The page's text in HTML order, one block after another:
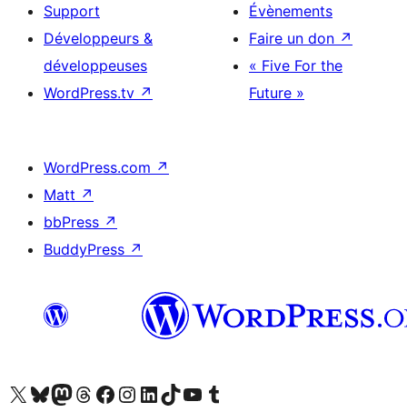
Support
Développeurs &
développeuses
WordPress.tv ↗
Évènements
Faire un don ↗
« Five For the
Future »
WordPress.com ↗
Matt ↗
bbPress ↗
BuddyPress ↗
Visitez notre compte X (précédemment Twitter)
Visiter notre compte Bluesky
Visiter notre compte Mastodon
Visiter notre compte Threads
Consulter notre compte Facebook
Consulter notre compte Instagram
Consulter notre compte LinkedIn
Visiter notre compte TokTok
Visiter notre chaîne YouTube
Visiter notre compte Tumblr